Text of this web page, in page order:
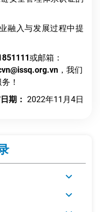
融入与发展过程中提
或邮箱：
，我们
！
期： 2022年11月4日